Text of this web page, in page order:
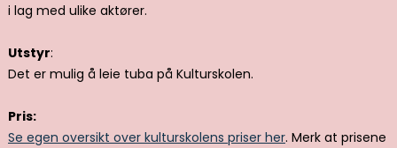
i lag med ulike aktører.
Utstyr:
Det er mulig å leie tuba på Kulturskolen.
Pris:
Se egen oversikt over kulturskolens priser her. Merk at prisene